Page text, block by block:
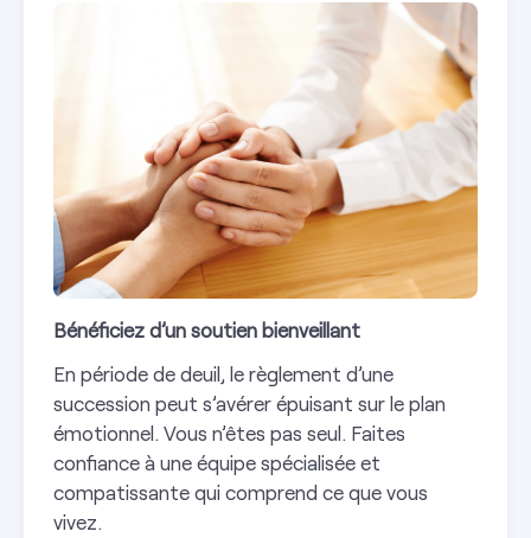
Bénéficiez d’un soutien bienveillant
En période de deuil, le règlement d’une
succession peut s’avérer épuisant sur le plan
émotionnel. Vous n’êtes pas seul. Faites
confiance à une équipe spécialisée et
compatissante qui comprend ce que vous
vivez.